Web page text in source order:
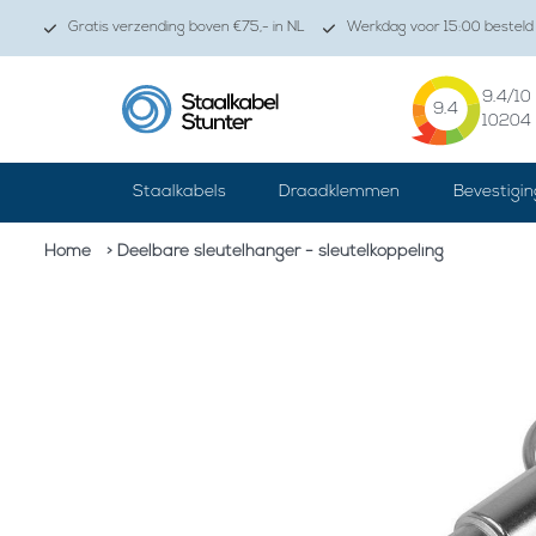
Gratis verzending boven €75,- in NL Werkdag voor 15:00
9.4
9.4/10
10204
Staalkabels Draadklemmen
Home > Deelbare sleutelhanger - sleutelkoppeling